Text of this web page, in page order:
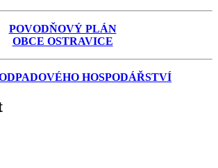
POVODŇOVÝ PLÁN
OBCE OSTRAVICE
HOSPODÁŘSTVÍ